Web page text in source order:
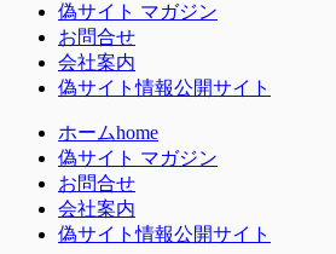
偽サイト マガジン
お問合せ
会社案内
偽サイト情報公開サイト
ホームhome
偽サイト マガジン
お問合せ
会社案内
偽サイト情報公開サイト